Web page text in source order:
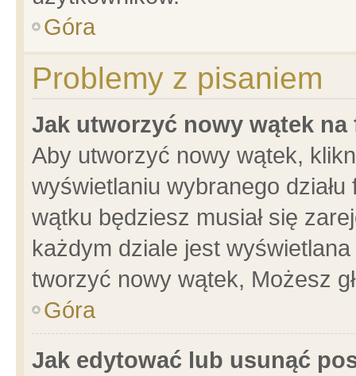
Góra
Problemy z pisaniem
Jak utworzyć nowy wątek na
Aby utworzyć nowy wątek,
wyświetlaniu wybranego
wątku będziesz musiał się
każdym dziale jest
tworzyć nowy wątek, Możesz
Góra
Jak edytować lub usunąć